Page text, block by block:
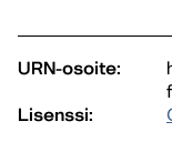
URN-osoite:
Lisenssi: